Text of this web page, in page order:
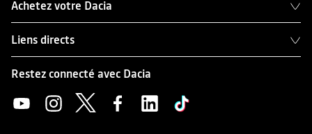
Achetez votre Dacia
Liens directs
Restez connecté avec Dacia